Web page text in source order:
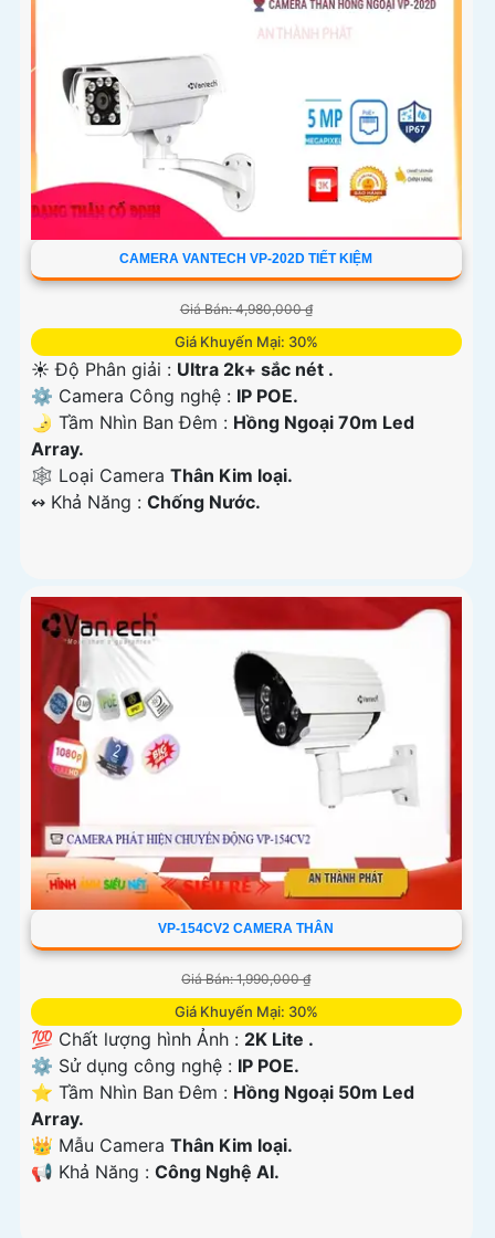
CAMERA VANTECH VP-202D TIẾT KIỆM
Giá Bán: 4,980,000 ₫
Giá Khuyến Mại: 30%
☀️ Độ Phân giải : Ultra 2k+ sắc nét .
⚙ Camera Công nghệ : IP POE.
🌛 Tầm Nhìn Ban Đêm : Hồng Ngoại 70m Led
Array.
🕸️ Loại Camera Thân Kim loại.
️↭ Khả Năng : Chống Nước.
VP-154CV2 CAMERA THÂN
Giá Bán: 1,990,000 ₫
Giá Khuyến Mại: 30%
💯 Chất lượng hình Ảnh : 2K Lite .
⚙ Sử dụng công nghệ : IP POE.
⭐ Tầm Nhìn Ban Đêm : Hồng Ngoại 50m Led
Array.
👑 Mẫu Camera Thân Kim loại.
️📢 Khả Năng : Công Nghệ AI.